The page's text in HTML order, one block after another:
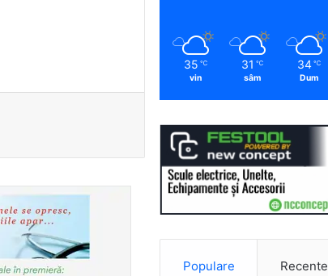
35 ℃
vin
31 ℃
sâm
34 ℃
Dum
Populare Recente